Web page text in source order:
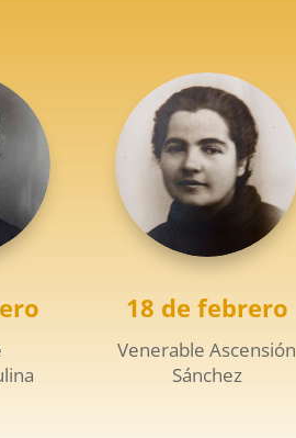
18 de febrero
Venerable Ascensión
Sánchez